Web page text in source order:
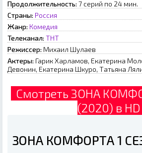
Продолжительность: 7 серий по 24 мин.
Страны: Россия
Жанр: Комедия
Телеканал: ТНТ
Режиссер: Михаил Шулаев
Актеры: Гарик Харламов, Екатерина
Девонин, Екатерина Шкуро, Татьяна
Смотреть ЗОНА
(2020) в HD
ЗОНА КОМФОРТА 1